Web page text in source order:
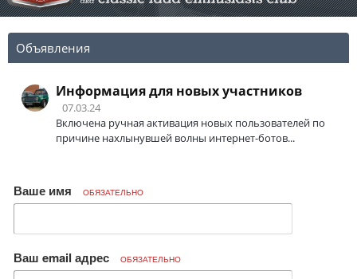
Объявления
Информация для новых участников
07.03.24
Включена ручная активация новых пользователей по
причине нахлынувшей волны интернет-ботов...
Ваше имя ОБЯЗАТЕЛЬНО
Ваш email адрес ОБЯЗАТЕЛЬНО